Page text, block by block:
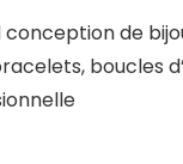
de
boucles